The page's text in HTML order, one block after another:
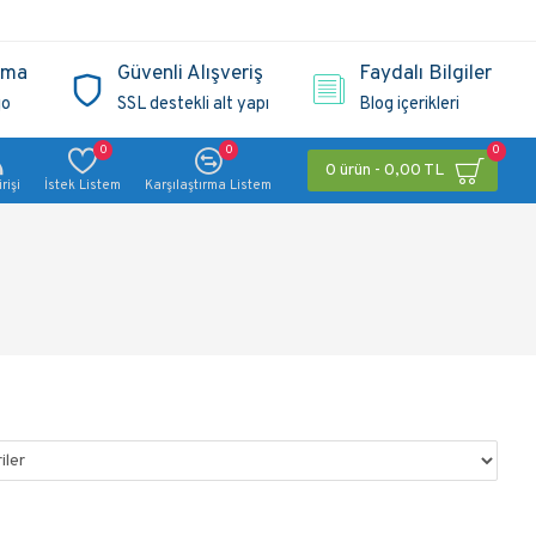
Güvenli Alışveriş
SSL destekli alt yapı
Faydalı Bilgiler
Blog içerikleri
İstek Listem
0
Karşılaştırma Listem
0
0 ürün - 0,00 TL
0